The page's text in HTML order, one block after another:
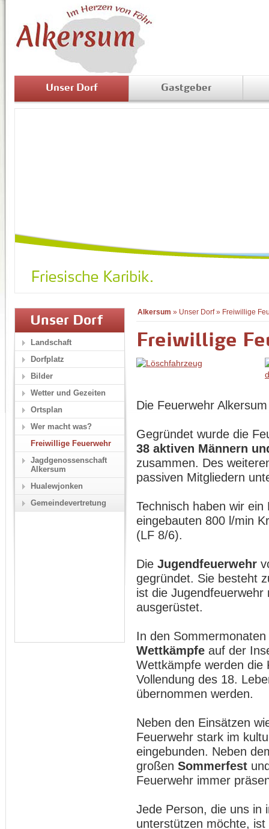
Unser Dorf Gastgeber
Alkersum » Unser Dorf» Freiwillige
Freiwillige
Die Feuerwehr
Gegründet wurde die
38 aktiven Männern
zusammen. Des
passiven Mitgliedern
Technisch haben wir
eingebauten 800 l/min
(LF 8/6).
Die Jugendfeuerwehr
gegründet. Sie besteht
ist die
ausgerüstet.
In den
Wettkämpfe auf der
Wettkämpfe werden die
Vollendung des 18.
übernommen werden.
Neben den Einsätzen
Feuerwehr stark im
eingebunden. Neben
großen Sommerfest
Feuerwehr immer
Jede Person, die uns in
unterstützen möchte,
Unser Dorf
Landschaft
Dorfplatz
Bilder
Wetter und Gezeiten
Ortsplan
Wer macht was?
Freiwillige Feuerwehr
Jagdgenossenschaft
Alkersum
Hualewjonken
Gemeindevertretung